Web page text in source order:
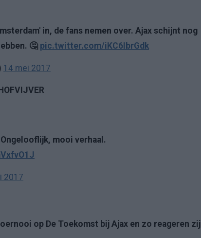
in, de fans nemen over. Ajax schijnt nog
🤔 pic.twitter.com/iKC6IbrGdk
14 mei 2017
mooi verhaal.
2017
op De Toekomst bij Ajax en zo reageren zij